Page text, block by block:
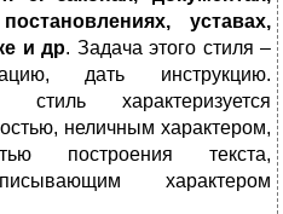
уставах,
и др. Задача этого стиля –
дать инструкцию.
стиль характеризуется
неличным характером,
построения текста,
характером